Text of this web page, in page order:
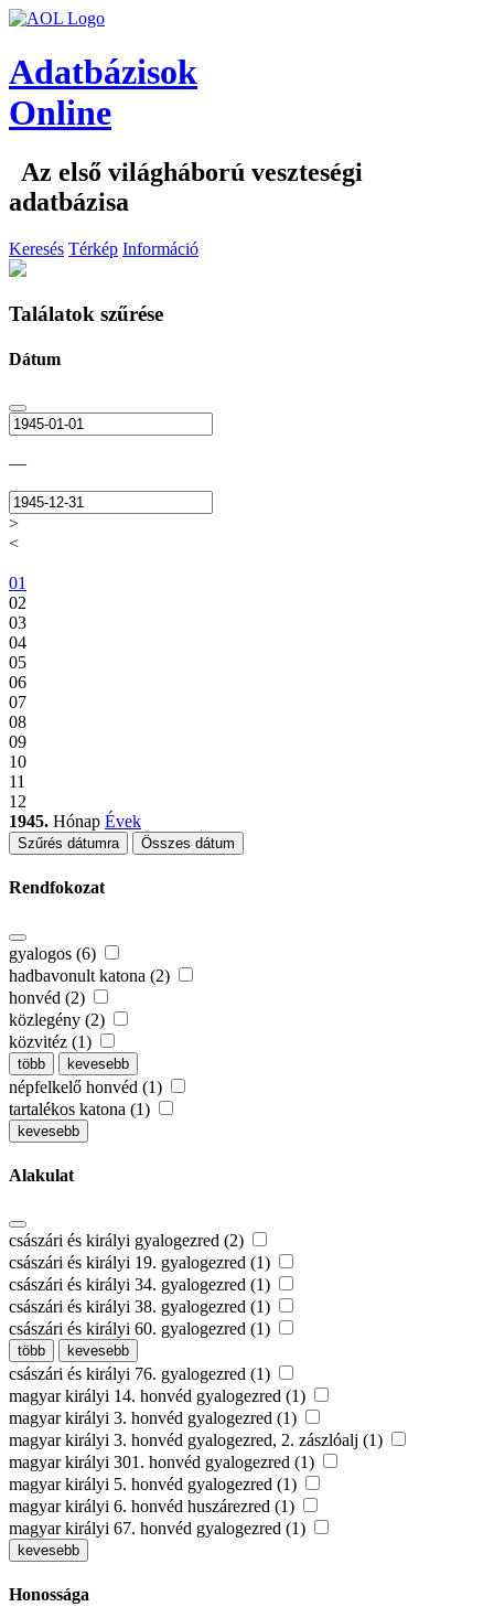
Adatbázisok
Online
Az első világháború veszteségi
adatbázisa
Keresés Térkép Információ
Találatok szűrése
Dátum
—
>
<
01
02
03
04
05
06
07
08
09
10
11
12
1945. Hónap Évek
Szűrés dátumra Összes dátum
Rendfokozat
gyalogos (6)
hadbavonult katona (2)
honvéd (2)
közlegény (2)
közvitéz (1)
több kevesebb
népfelkelő honvéd (1)
tartalékos katona (1)
kevesebb
Alakulat
császári és királyi gyalogezred (2)
császári és királyi 19. gyalogezred (1)
császári és királyi 34. gyalogezred (1)
császári és királyi 38. gyalogezred (1)
császári és királyi 60. gyalogezred (1)
több kevesebb
császári és királyi 76. gyalogezred (1)
magyar királyi 14. honvéd gyalogezred (1)
magyar királyi 3. honvéd gyalogezred (1)
magyar királyi 3. honvéd gyalogezred, 2. zászlóalj (1)
magyar királyi 301. honvéd gyalogezred (1)
magyar királyi 5. honvéd gyalogezred (1)
magyar királyi 6. honvéd huszárezred (1)
magyar királyi 67. honvéd gyalogezred (1)
kevesebb
Honossága